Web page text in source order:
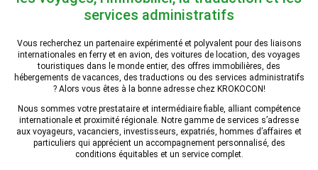
services administratifs
Vous recherchez un partenaire expérimenté et polyvalent pour des liaisons
internationales en ferry et en avion, des voitures de location, des voyages
touristiques dans le monde entier, des offres immobilières, des
hébergements de vacances, des traductions ou des services administratifs
? Alors vous êtes à la bonne adresse chez KROKOCON!
Nous sommes votre prestataire et intermédiaire fiable, alliant compétence
internationale et proximité régionale. Notre gamme de services s’adresse
aux voyageurs, vacanciers, investisseurs, expatriés, hommes d’affaires et
particuliers qui apprécient un accompagnement personnalisé, des
conditions équitables et un service complet.